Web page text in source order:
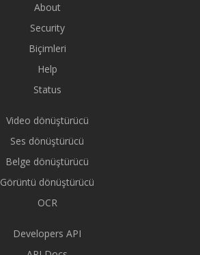
About
Security
Biçimleri
Help
Status
Video dönüştürücü
Ses dönüştürücü
Belge dönüştürücü
Görüntü dönüştürücü
OCR
Developers API